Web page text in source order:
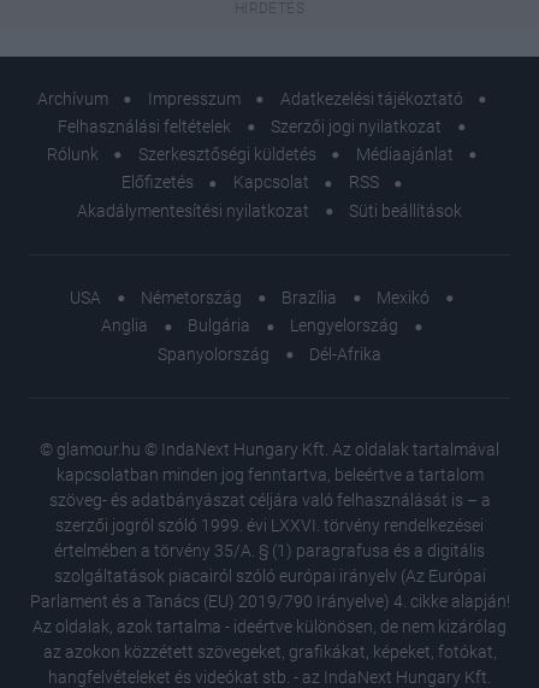
Archívum Impresszum
Adatkezelési tájékoztató
Felhasználási feltételek
Szerzői jogi nyilatkozat
Rólunk
Szerkesztőségi küldetés
Médiaajánlat
Előfizetés
Kapcsolat
RSS
Akadálymentesítési nyilatkozat
Süti beállítások
USA Németország Brazília
Mexikó
Anglia
Bulgária
Lengyelország
Spanyolország
Dél-Afrika
© glamour.hu © IndaNext Hungary Kft. Az oldalak tartalmával
kapcsolatban minden jog fenntartva, beleértve a tartalom
szöveg- és adatbányászat céljára való felhasználását is – a
szerzői jogról szóló 1999. évi LXXVI. törvény rendelkezései
értelmében a törvény 35/A. § (1) paragrafusa és a digitális
szolgáltatások piacairól szóló európai irányelv (Az Európai
Parlament és a Tanács (EU) 2019/790 Irányelve) 4. cikke alapján!
Az oldalak, azok tartalma - ideértve különösen, de nem kizárólag
az azokon közzétett szövegeket, grafikákat, képeket, fotókat,
hangfelvételeket és videókat stb. - az IndaNext Hungary Kft.